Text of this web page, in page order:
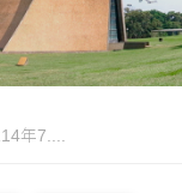
年7....